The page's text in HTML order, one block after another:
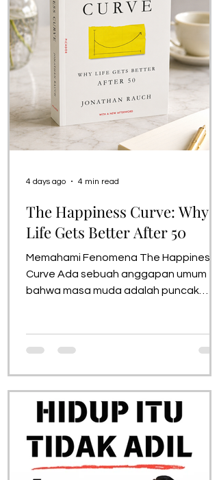
The Happiness Curve: Why
Life Gets Better After 50
Memahami Fenomena The Happiness
Curve Ada sebuah anggapan umum
bahwa masa muda adalah puncak
peneliti Jonathan Rauch melalui
bukunya, The Happiness Curve: Why
Life Gets Better After 50, mematahkan
persepsi tersebut. Berdasarkan riset
multidisiplin dari ranah ekonomi,
psikologi, hingga neurosains yang
dilakukan di berbagai negara,
kebahagiaan manusia ternyata
4 days ago 4 min read